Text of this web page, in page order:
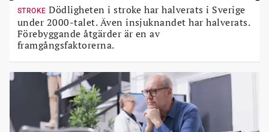
STROKE Dödligheten i stroke har halverats i Sverige
under 2000-talet. Även insjuknandet har halverats.
Förebyggande åtgärder är en av
framgångsfaktorerna.